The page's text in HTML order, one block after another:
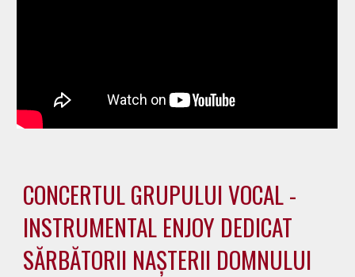
CONCERTUL GRUPULUI VOCAL -
INSTRUMENTAL ENJOY DEDICAT
SĂRBĂTORII NAȘTERII DOMNULUI